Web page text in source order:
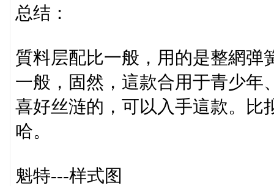
总结：
質料层配比一般，用的是整網弹
一般，固然，這款合用于青少年
喜好丝涟的，可以入手這款。比
哈。
魁特---样式图